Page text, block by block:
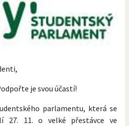
je svou účastí!
parlamentu, která se
27. 11. o velké přestávce ve